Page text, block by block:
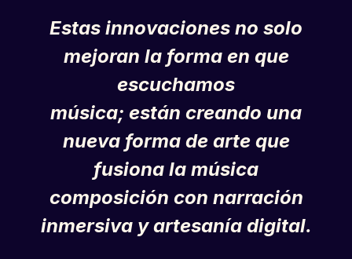
Estas innovaciones no solo
mejoran la forma en que
escuchamos
música; están creando una
nueva forma de arte que
fusiona la música
composición con narración
inmersiva y artesanía digital.